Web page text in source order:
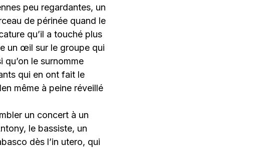
peu regardantes, un
de périnée quand le
qu’il a touché plus
un œil sur le groupe qui
le surnomme
qui en ont fait le
même à peine réveillé
un concert à un
le bassiste, un
dès l’in utero, qui